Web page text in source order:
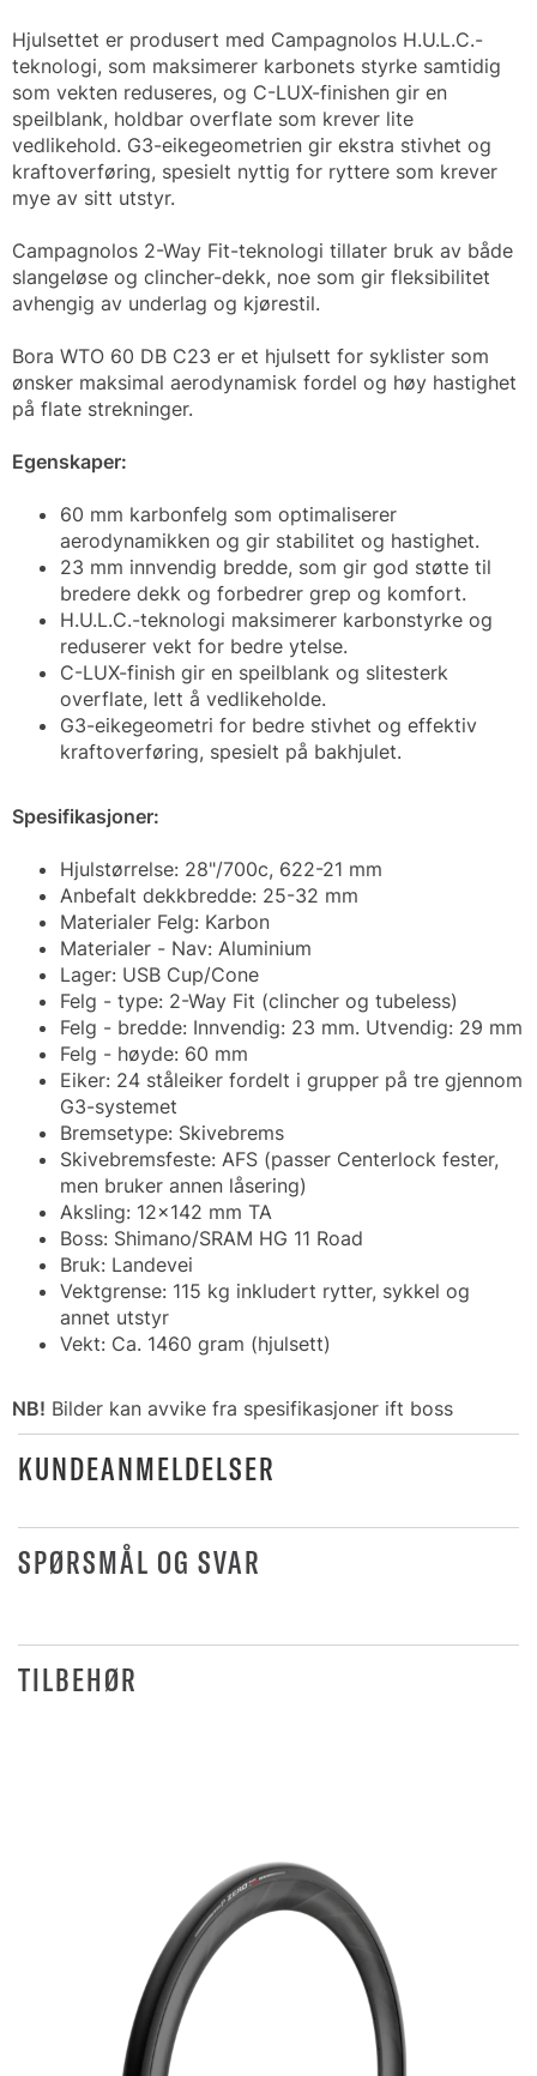
Hjulsettet er produsert med Campagnolos H.U.L.C.-
teknologi, som maksimerer karbonets styrke samtidig
som vekten reduseres, og C-LUX-finishen gir en
speilblank, holdbar overflate som krever lite
vedlikehold. G3-eikegeometrien gir ekstra stivhet og
kraftoverføring, spesielt nyttig for ryttere som krever
mye av sitt utstyr.
Campagnolos 2-Way Fit-teknologi tillater bruk av både
slangeløse og clincher-dekk, noe som gir fleksibilitet
avhengig av underlag og kjørestil.
Bora WTO 60 DB C23 er et hjulsett for syklister som
ønsker maksimal aerodynamisk fordel og høy hastighet
på flate strekninger.
Egenskaper:
60 mm karbonfelg som optimaliserer
aerodynamikken og gir stabilitet og hastighet.
23 mm innvendig bredde, som gir god støtte til
bredere dekk og forbedrer grep og komfort.
H.U.L.C.-teknologi maksimerer karbonstyrke og
reduserer vekt for bedre ytelse.
C-LUX-finish gir en speilblank og slitesterk
overflate, lett å vedlikeholde.
G3-eikegeometri for bedre stivhet og effektiv
kraftoverføring, spesielt på bakhjulet.
Spesifikasjoner:
Hjulstørrelse: 28"/700c, 622-21 mm
Anbefalt dekkbredde: 25-32 mm
Materialer Felg: Karbon
Materialer - Nav: Aluminium
Lager: USB Cup/Cone
Felg - type: 2-Way Fit (clincher og tubeless)
Felg - bredde: Innvendig: 23 mm. Utvendig: 29 mm
Felg - høyde: 60 mm
Eiker: 24 ståleiker fordelt i grupper på tre gjennom
G3-systemet
Bremsetype: Skivebrems
Skivebremsfeste: AFS (passer Centerlock fester,
men bruker annen låsering)
Aksling: 12x142 mm TA
Boss: Shimano/SRAM HG 11 Road
Bruk: Landevei
Vektgrense: 115 kg inkludert rytter, sykkel og
annet utstyr
Vekt: Ca. 1460 gram (hjulsett)
NB! Bilder kan avvike fra spesifikasjoner ift boss
KUNDEANMELDELSER
SPØRSMÅL OG SVAR
TILBEHØR